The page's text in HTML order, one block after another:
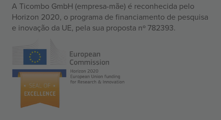
A Ticombo GmbH (empresa-mãe) é reconhecida pelo
Horizon 2020, o programa de financiamento de pesquisa
e inovação da UE, pela sua proposta nº 782393.